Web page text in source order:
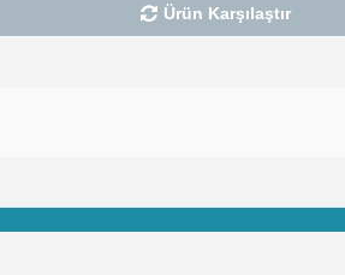
Ürün Karşılaştır